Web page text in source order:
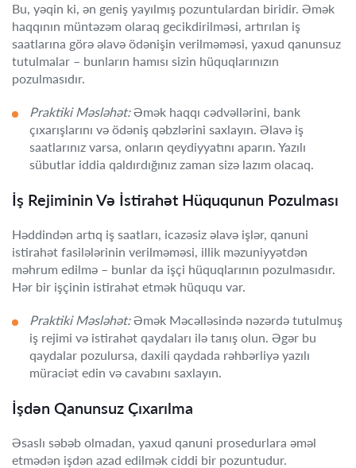
Bu, yəqin ki, ən geniş yayılmış pozuntulardan biridir. Əmək
haqqının müntəzəm olaraq gecikdirilməsi, artırılan iş
saatlarına görə əlavə ödənişin verilməməsi, yaxud qanunsuz
tutulmalar – bunların hamısı sizin hüquqlarınızın
pozulmasıdır.
Praktiki Məsləhət:Əmək haqqı cədvəllərini, bank
çıxarışlarını və ödəniş qəbzlərini saxlayın. Əlavə iş
saatlarınız varsa, onların qeydiyyatını aparın. Yazılı
sübutlar iddia qaldırdığınız zaman sizə lazım olacaq.
İş Rejiminin Və İstirahət Hüququnun Pozulması
Həddindən artıq iş saatları, icazəsiz əlavə işlər, qanuni
istirahət fasilələrinin verilməməsi, illik məzuniyyətdən
məhrum edilmə – bunlar da işçi hüquqlarının pozulmasıdır.
Hər bir işçinin istirahət etmək hüququ var.
Praktiki Məsləhət:Əmək Məcəlləsində nəzərdə tutulmuş
iş rejimi və istirahət qaydaları ilə tanış olun. Əgər bu
qaydalar pozulursa, daxili qaydada rəhbərliyə yazılı
müraciət edin və cavabını saxlayın.
İşdən Qanunsuz Çıxarılma
Əsaslı səbəb olmadan, yaxud qanuni prosedurlara əməl
etmədən işdən azad edilmək ciddi bir pozuntudur.